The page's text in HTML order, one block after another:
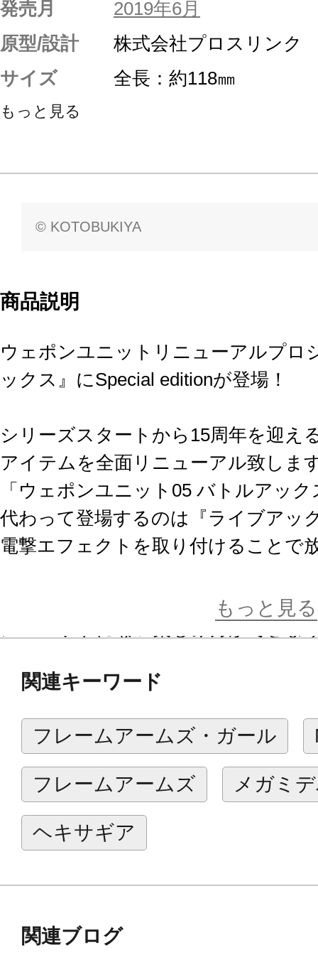
発売月
2019年6月
原型/設計
株式会社プロスリンク
サイズ
全長：約118㎜
もっと見る
© KOTOBUKIYA
商品説明
ウェポンユニットリニューアルプロ
ックス』にSpecial editionが登場！
シリーズスタートから15周年を迎え
アイテムを全面リニューアル致しま
「ウェポンユニット05 バトルアッ
代わって登場するのは『ライブアッ
電撃エフェクトを取り付けることで
刃部分を可動させるとライブモード
とでキャラクターがギター演奏をし
Special editionでは電撃エフェクト
リアーパープルに、本体成型色をグ
変更いたしました！
演奏形態『ライブモード』の2通り
もっと見る
関連キーワード
フレームアームズ・ガール
フレームアームズ メガミ
ヘキサギア
関連ブログ